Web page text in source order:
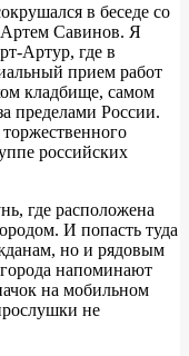
в беседе со
Савинов. Я
Артур, где в
прием работ
кладбище, самом
пределами России.
российских
где расположена
И попасть туда
но и рядовым
напоминают
на мобильном
не